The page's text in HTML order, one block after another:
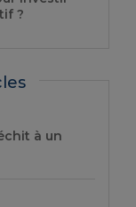
?
à un